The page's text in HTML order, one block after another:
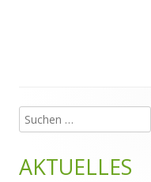
Haupt-
Seitenleiste
Suchen
nach:
AKTUELLES